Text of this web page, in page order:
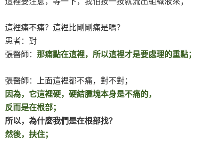
這裡痛不痛？這裡比剛剛痛是嗎？
患者：對
張醫師： 那痛點在這裡，所以這裡才是要處理的重點；
張醫師：上面這裡都不痛，對不對；
因為，它這裡硬，硬結腫塊本身是不痛的，
反而是在根部；
所以，為什麼我們是在根部找？
然後，扶住；